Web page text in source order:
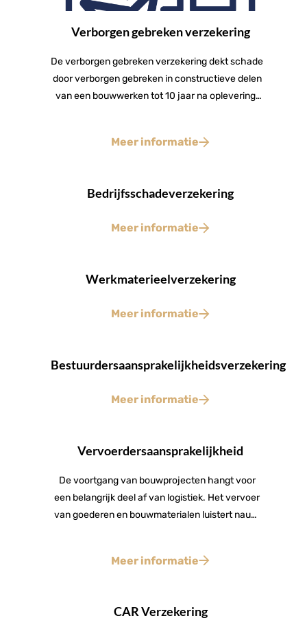
Verborgen gebreken verzekering
De verborgen gebreken verzekering dekt schade
door verborgen gebreken in constructieve delen
van een bouwwerken tot 10 jaar na oplevering.
Meer informatie
Bedrijfsschadeverzekering
Meer informatie
Werkmaterieelverzekering
Meer informatie
Bestuurdersaansprakelijkheidsverzekering
Meer informatie
Vervoerdersaansprakelijkheid
De voortgang van bouwprojecten hangt voor
een belangrijk deel af van logistiek. Het vervoer
van goederen en bouwmaterialen luistert nauw.
verantwoordelijk bent voor het transport en de
internationale regelgeving zitten er gelukkig
Meer informatie
CAR Verzekering